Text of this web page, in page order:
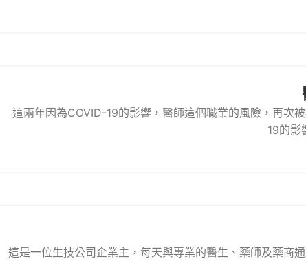
這兩年因為COVID-19的影響，醫師這個職業的風險，再次
19的影
這是一位生技公司企業主，每天與專業的醫生、藥師及藥商